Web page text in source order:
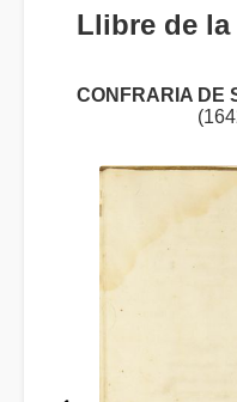
Llibre de
CONFRARIA DE